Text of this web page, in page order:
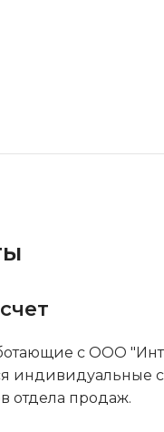
с ООО
индивидуальные
отдела продаж.